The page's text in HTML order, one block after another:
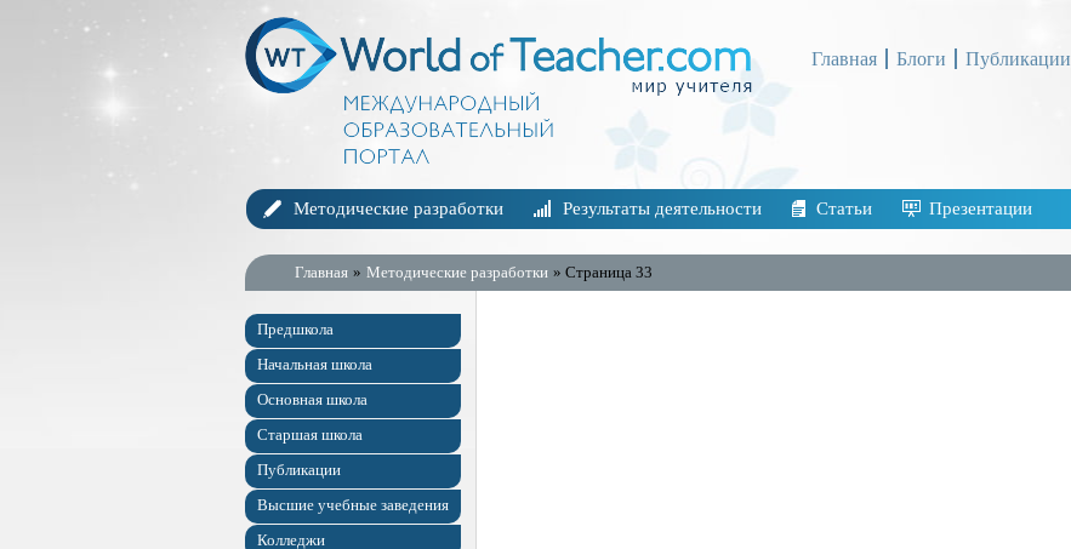
Главная Блоги Публикации
Методические разработки Результаты деятельности Статьи Презентации
Главная » Методические разработки » Страница 33
Предшкола
Начальная школа
Основная школа
Старшая школа
Публикации
Высшие учебные заведения
Колледжи